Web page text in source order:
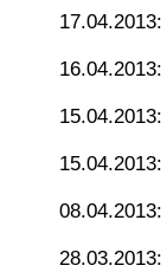
17.04.2013:
16.04.2013:
15.04.2013:
15.04.2013:
08.04.2013:
28.03.2013: